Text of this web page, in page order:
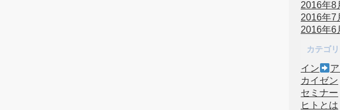
2016年8
2016年7
2016年6
カテゴ
イン
カイゼン
セミナー
ヒトとは